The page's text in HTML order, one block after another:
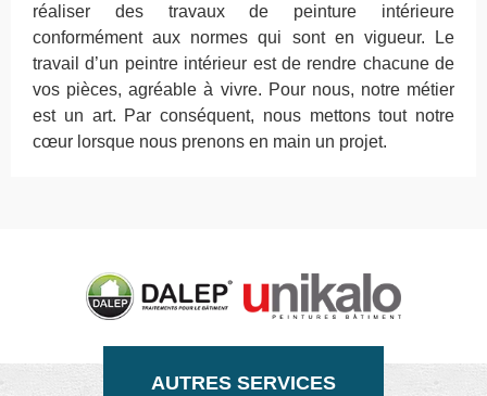
réaliser des travaux de peinture intérieure
conformément aux normes qui sont en vigueur. Le
travail d’un peintre intérieur est de rendre chacune de
vos pièces, agréable à vivre. Pour nous, notre métier
est un art. Par conséquent, nous mettons tout notre
cœur lorsque nous prenons en main un projet.
AUTRES SERVICES